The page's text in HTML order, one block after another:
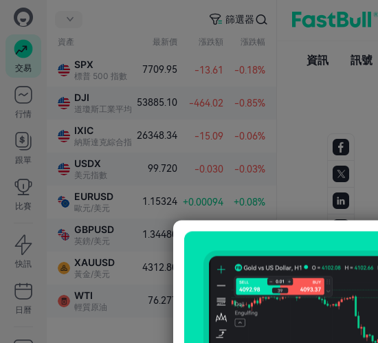
交易
行情
跟單
比賽
快訊
日曆
篩選器
資產 最新價 漲跌額 漲跌幅
SPX
標普 500 指數
7709.95 -13.61 -0.18%
DJI
道瓊斯工業平均指數
53885.10 -464.02 -0.85%
IXIC
納斯達克綜合指數
26348.34 -15.09 -0.06%
USDX
美元指數
99.720 -0.030 -0.03%
EURUSD
歐元/美元
1.15324 +0.00094 +0.08%
GBPUSD
英鎊/美元
1.34480 -0.00047
XAUUSD
黃金/美元
4312.80 +72.78 +1.72%
WTI
輕質原油
76.277 -1.062 -1.37%
搜尋
資訊 訊號